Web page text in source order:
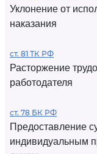
Уклонение от
наказания
ст. 81 ТК РФ
Расторжение
работодателя
ст. 78 БК РФ
Предоставление
индивидуальным